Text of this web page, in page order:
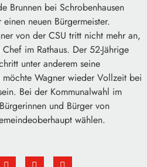
Brunnen bei Schrobenhausen
neuen Bürgermeister.
von der CSU tritt nicht mehr an,
im Rathaus. Der 52-Jährige
unter anderem seine
Wagner wieder Vollzeit bei
Bei der Kommunalwahl im
und Bürger von
wählen.